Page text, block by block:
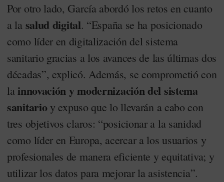
Por otro lado, García abordó los retos en cuanto
a la salud digital. “España se ha posicionado
como líder en digitalización del sistema
sanitario gracias a los avances de las últimas dos
décadas”, explicó. Además, se comprometió con
lainnovación y modernización del sistema
sanitario y expuso que lo llevarán a cabo con
tres objetivos claros: “posicionar a la sanidad
como líder en Europa, acercar a los usuarios y
profesionales de manera eficiente y equitativa; y
utilizar los datos para mejorar la asistencia”.